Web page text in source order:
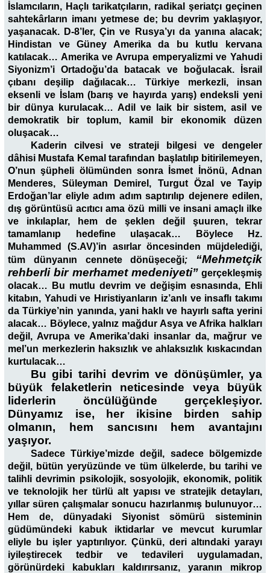
İslamcıların, Haçlı tarikatçıların, radikal şeriatçı geçinen
sahtekârların imanı yetmese de; bu devrim yaklaşıyor,
yaşanacak. D-8’ler, Çin ve Rusya’yı da yanına alacak;
Hindistan ve Güney Amerika da bu kutlu kervana
katılacak… Amerika ve Avrupa emperyalizmi ve Yahudi
Siyonizm’i Ortadoğu’da batacak ve boğulacak. İsrail
çıbanı deşilip dağılacak… Türkiye merkezli, insan
eksenli ve İslam (barış ve hayırda yarış) endeksli yeni
bir dünya kurulacak… Adil ve laik bir sistem, asil ve
demokratik bir toplum, kamil bir ekonomik düzen
oluşacak…
Kaderin cilvesi ve strateji bilgesi ve dengeler
dâhisi Mustafa Kemal tarafından başlatılıp bitirilemeyen,
O’nun şüpheli ölümünden sonra İsmet İnönü, Adnan
Menderes, Süleyman Demirel, Turgut Özal ve Tayip
Erdoğan’lar eliyle adım adım saptırılıp dejenere edilen,
dış görüntüsü acıtıcı ama özü milli ve insani amaçlı ilke
ve inkılaplar, hem de şeklen değil şuuren, tekrar
tamamlanıp hedefine ulaşacak… Böylece Hz.
Muhammed (S.AV)’in asırlar öncesinden müjdelediği,
tüm dünyanın cennete dönüşeceği; “Mehmetçik
rehberli bir merhamet medeniyeti”gerçekleşmiş
olacak… Bu mutlu devrim ve değişim esnasında, Ehli
kitabın, Yahudi ve Hıristiyanların iz’anlı ve insaflı takımı
da Türkiye’nin yanında, yani haklı ve hayırlı safta yerini
alacak… Böylece, yalnız mağdur Asya ve Afrika halkları
değil, Avrupa ve Amerika’daki insanlar da, mağrur ve
mel’un merkezlerin haksızlık ve ahlaksızlık kıskacından
kurtulacak…
Bu gibi tarihi devrim ve dönüşümler, ya
büyük felaketlerin neticesinde veya büyük
liderlerin öncülüğünde gerçekleşiyor.
Dünyamız ise, her ikisine birden sahip
olmanın, hem sancısını hem avantajını
yaşıyor.
Sadece Türkiye’mizde değil, sadece bölgemizde
değil, bütün yeryüzünde ve tüm ülkelerde, bu tarihi ve
talihli devrimin psikolojik, sosyolojik, ekonomik, politik
ve teknolojik her türlü alt yapısı ve stratejik detayları,
yıllar süren çalışmalar sonucu hazırlanmış bulunuyor…
Hem de, dünyadaki Siyonist sömürü sisteminin
güdümündeki kabuk iktidarlar ve mevcut kurumlar
eliyle bu işler yaptırılıyor. Çünkü, deri altındaki yarayı
iyileştirecek tedbir ve tedavileri uygulamadan,
görünürdeki kabukları kaldırırsanız, yaranın mikrop